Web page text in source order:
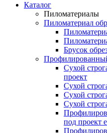
Каталог
Пиломатериалы
Пиломатериал
Брусок
Сухой
проект
Сухой
Сухой
Сухой
под проект